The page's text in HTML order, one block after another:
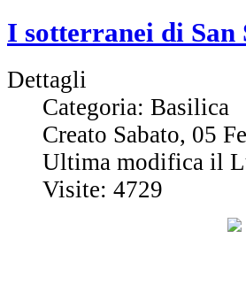
I sotterranei di San
Dettagli
Categoria: Basilica
Creato Sabato, 05
Ultima modifica il
Visite: 4729